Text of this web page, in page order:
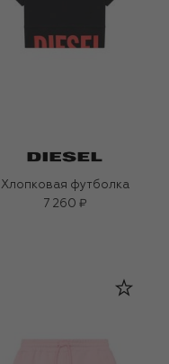
Хлопковая футболка
7 260 ₽